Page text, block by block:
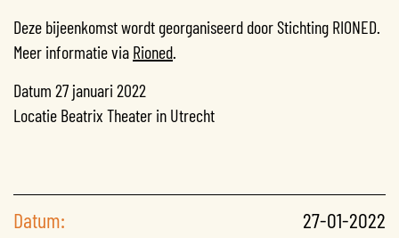
Deze bijeenkomst wordt georganiseerd door Stichting RIONED.
Meer informatie via Rioned
Datum 27 januari 2022
Locatie Beatrix Theater in Utrecht
Datum: 27-01-2022